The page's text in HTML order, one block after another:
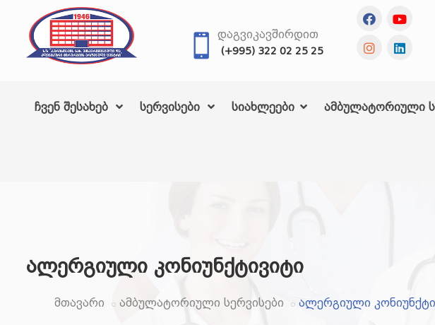
ᲓᲐᲒᲕᲘᲙᲐᲕᲨᲘᲠᲓᲘᲗ
(+995) 322 02 25 25
ჩვენ შესახებ სერვისები სიახლეები ამბულატორიული
ალერგიული კონიუნქტივიტი
მთავარი ამბულატორიული სერვისები ალერგიული